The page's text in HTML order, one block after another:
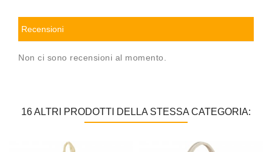
Recensioni
Non ci sono recensioni al momento.
16 ALTRI PRODOTTI DELLA STESSA CATEGORIA: